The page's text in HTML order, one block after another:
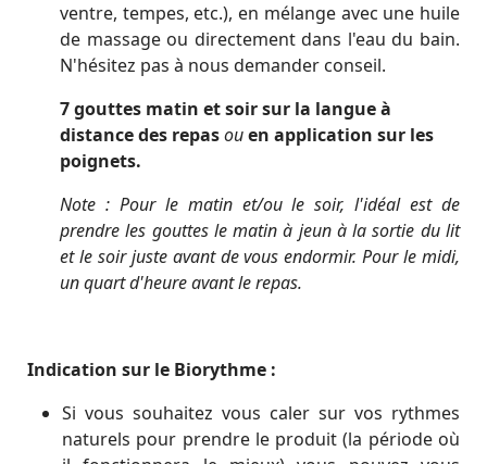
ventre, tempes, etc.), en mélange avec une huile
de massage ou directement dans l'eau du bain.
N'hésitez pas à nous demander conseil.
7 gouttes matin et soir sur la langue à
distance des repasouen application sur les
poignets.
Note : Pour le matin et/ou le soir, l'idéal est de
prendre les gouttes le matin à jeun à la sortie du lit
et le soir juste avant de vous endormir. Pour le midi,
un quart d'heure avant le repas.
Indication sur le Biorythme :
Si vous souhaitez vous caler sur vos rythmes
naturels pour prendre le produit (la période où